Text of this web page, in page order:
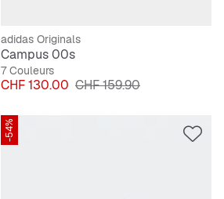
adidas Originals
Campus 00s
7 Couleurs
Prix
CHF 130.00 Prix original
CHF 159.90
-54%